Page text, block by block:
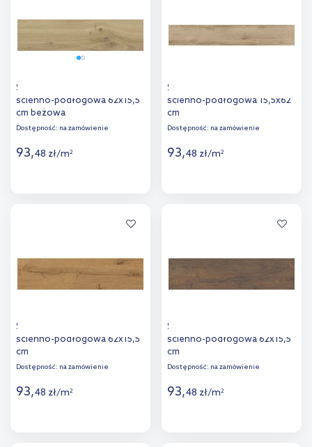
Stargres Dublin płytka
ścienno-podłogowa 62x15,5
cm beżowa
Dostępność: na zamówienie
93,48 zł/m2
Stargres Espoo Cream płytka
ścienno-podłogowa 15,5x62
cm
Dostępność: na zamówienie
93,48 zł/m2
Stargres Espoo Gold płytka
ścienno-podłogowa 62x15,5
cm
Dostępność: na zamówienie
93,48 zł/m2
Stargres Oslo Brown płytka
ścienno-podłogowa 62x15,5
cm
Dostępność: na zamówienie
93,48 zł/m2